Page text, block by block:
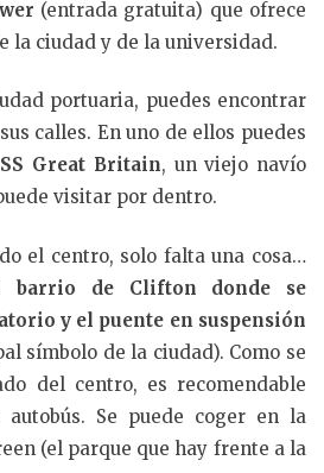
(entrada gratuita) que ofrece
la ciudad y de la universidad.
portuaria, puedes encontrar
calles. En uno de ellos puedes
Great Britain, un viejo navío
visitar por dentro.
el centro, solo falta una cosa…
barrio de Clifton donde se
y el puente en suspensión
símbolo de la ciudad). Como se
del centro, es recomendable
Se puede coger en la
(el parque que hay frente a la